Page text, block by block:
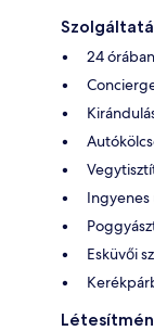
24
Ingyenes
Esküvői